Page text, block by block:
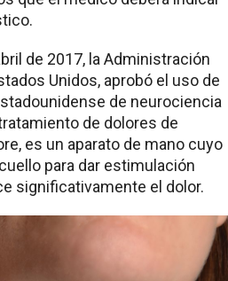
de 2017, la Administración
Unidos, aprobó el uso de
de neurociencia
de dolores de
es un aparato de mano cuyo
para dar estimulación
significativamente el dolor.